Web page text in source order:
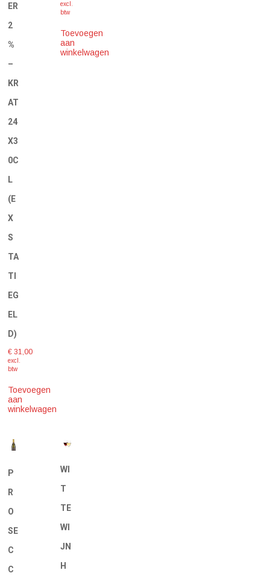
ER
2
%
–
KR
AT
24
X3
0C
L
(E
X
S
TA
TI
EG
EL
D)
€ 31,00
excl.
btw
Toevoegen
aan
winkelwagen
excl.
btw
Toevoegen
aan
winkelwagen
P
R
O
SE
C
C
WI
T
TE
WI
JN
H